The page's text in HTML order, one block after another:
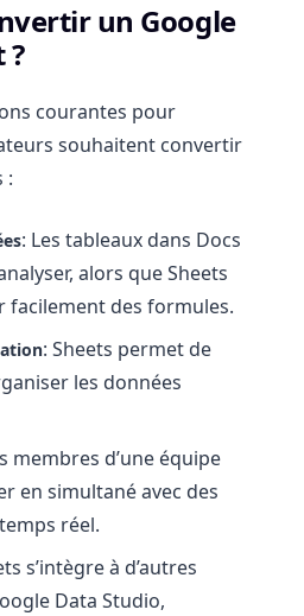
un Google
?
courantes pour
souhaitent convertir
:
: Les tableaux dans Docs
alors que Sheets
facilement des formules.
: Sheets permet de
les données
membres d’une équipe
en simultané avec des
réel.
s’intègre à d’autres
Data Studio,